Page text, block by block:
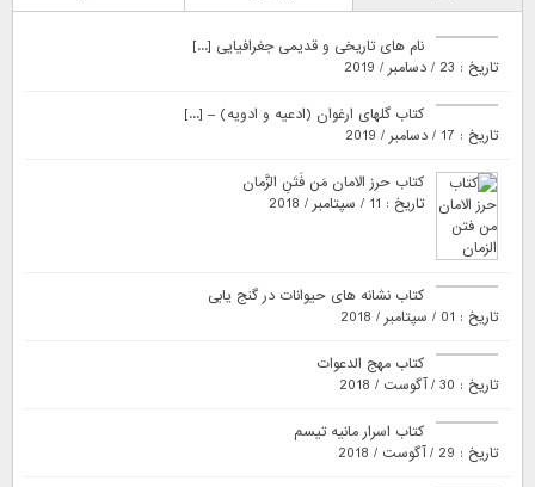
نام های تاریخی و قدیمی جغرافیایی [...]
تاریخ : 23 / دسامبر / 2019
کتاب گلهای ارغوان (ادعیه و ادویه) – [...]
تاریخ : 17 / دسامبر / 2019
کتاب حرز الامان مَن فَتَنِ الزَّمان
تاریخ : 11 / سپتامبر / 2018
کتاب نشانه های حیوانات در گنج یابی
تاریخ : 01 / سپتامبر / 2018
کتاب مهج الدعوات
تاریخ : 30 / آگوست / 2018
کتاب اسرار مانیه تیسم
تاریخ : 29 / آگوست / 2018